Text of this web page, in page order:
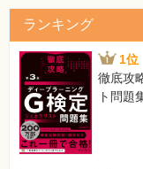
ランキング
1位
徹底攻
ト問題